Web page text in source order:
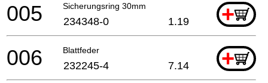
Sicherungsring 30mm +
005 234348-0 1.19
Blattfeder +
006 232245-4 7.14